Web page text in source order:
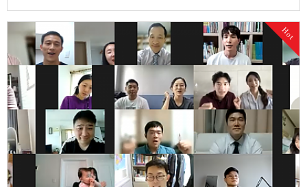
울타리로 두르고, 땅을 파서 포도즙 틀을 만들고, 망대를 세웠습니다. 그리고
포도원을 농부들에게 세를 주고 타국으로 갔습니다.’ ”…
Hot